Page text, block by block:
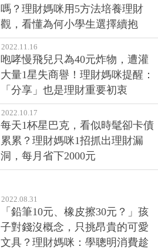
嗎？理財媽咪用5方法培養理財
觀，看懂為何小學生選擇續抱
2022.11.16
咆哮慢飛兒只為40元炸物，遭灌
大量1星失商譽！理財媽咪提醒：
「分享」也是理財重要初衷
2022.10.17
每天1杯星巴克，看似時髦卻卡債
累累？理財媽咪1招抓出理財漏
洞，每月省下2000元
2022.08.31
「鉛筆10元、橡皮擦30元？」孩
子對錢沒概念，只挑昂貴的可愛
文具？理財媽咪：學聰明消費趁